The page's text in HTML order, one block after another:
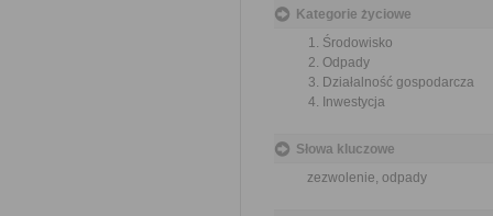
Kategorie życiowe
Środowisko
Odpady
Działalność gospodarcza
Inwestycja
Słowa kluczowe
zezwolenie, odpady